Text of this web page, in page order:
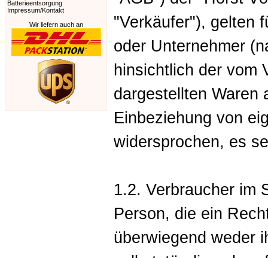
Batterieentsorgung
Impressum/Kontakt
Wir liefern auch an
"Verkäufer"), gelten
oder Unternehmer
hinsichtlich der vom
dargestellten Waren
Einbeziehung von
widersprochen, es
1.2. Verbraucher im
Person, die ein
überwiegend weder